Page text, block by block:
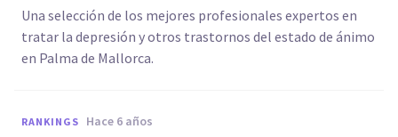
Una selección de los mejores profesionales expertos en
tratar la depresión y otros trastornos del estado de ánimo
en Palma de Mallorca.
RANKINGS hace 6 años